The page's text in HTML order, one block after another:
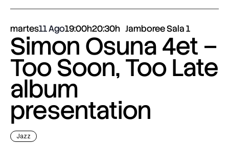
martes11 Ago19:00h20:30h Jamboree Sala 1
Simon Osuna 4et –
Too Soon, Too Late
album
presentation
Jazz